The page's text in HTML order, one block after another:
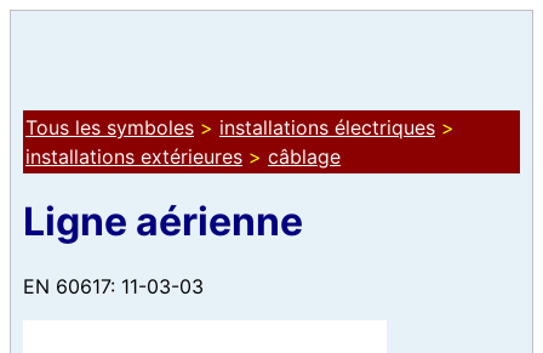
Tous les symboles > installations électriques >
installations extérieures > câblage
Ligne aérienne
EN 60617: 11-03-03